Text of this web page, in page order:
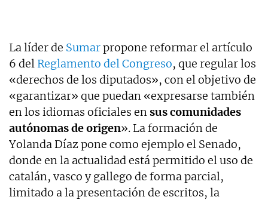
La líder de Sumarpropone reformar el artículo
6 del Reglamento del Congreso, que regular los
«derechos de los diputados», con el objetivo de
«garantizar» que puedan «expresarse también
en los idiomas oficiales ensus comunidades
autónomas de origen». La formación de
Yolanda Díaz pone como ejemplo el Senado,
donde en la actualidad está permitido el uso de
catalán, vasco y gallego de forma parcial,
limitado a la presentación de escritos, la